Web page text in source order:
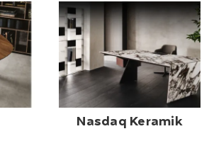
Nasdaq Keramik